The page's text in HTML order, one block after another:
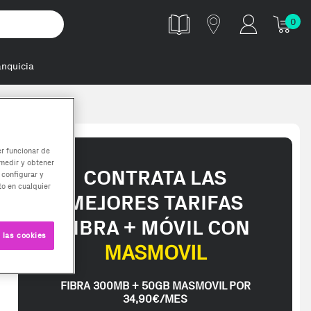
0
CONTRATA LAS
MEJORES TARIFAS
FIBRA + MÓVIL CON
MASMOVIL
FIBRA 300MB + 50GB MASMOVIL POR
34,90€/MES
funcionar de
y obtener
y
en cualquier
cookies